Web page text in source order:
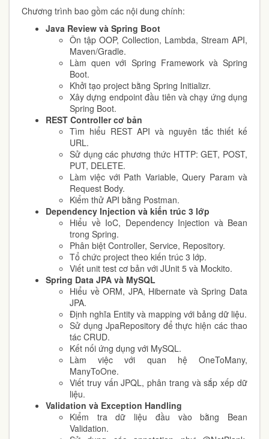
Chương trình bao gồm các nội dung chính:
Java Review và Spring Boot
Ôn tập OOP, Collection, Lambda, Stream API,
Maven/Gradle.
Làm quen với Spring Framework và Spring
Boot.
Khởi tạo project bằng Spring Initializr.
Xây dựng endpoint đầu tiên và chạy ứng dụng
Spring Boot.
REST Controller cơ bản
Tìm hiểu REST API và nguyên tắc thiết kế
URL.
Sử dụng các phương thức HTTP: GET, POST,
PUT, DELETE.
Làm việc với Path Variable, Query Param và
Request Body.
Kiểm thử API bằng Postman.
Dependency Injection và kiến trúc 3 lớp
Hiểu về IoC, Dependency Injection và Bean
trong Spring.
Phân biệt Controller, Service, Repository.
Tổ chức project theo kiến trúc 3 lớp.
Viết unit test cơ bản với JUnit 5 và Mockito.
Spring Data JPA và MySQL
Hiểu về ORM, JPA, Hibernate và Spring Data
JPA.
Định nghĩa Entity và mapping với bảng dữ liệu.
Sử dụng JpaRepository để thực hiện các thao
tác CRUD.
Kết nối ứng dụng với MySQL.
Làm việc với quan hệ OneToMany,
ManyToOne.
Viết truy vấn JPQL, phân trang và sắp xếp dữ
liệu.
Validation và Exception Handling
Kiểm tra dữ liệu đầu vào bằng Bean
Validation.